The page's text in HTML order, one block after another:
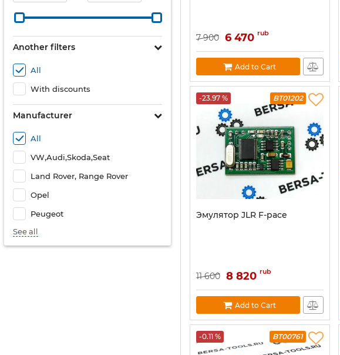
Another filters
All
With discounts
Manufacturer
All
VW,Audi,Skoda,Seat
Land Rover, Range Rover
Opel
Peugeot
See all
7 900 6 470 rub
Add to Cart
-23.97 % BT01202
Эмулятор JLR F-pace
11 600 8 820 rub
Add to Cart
-0.11 % BT00761